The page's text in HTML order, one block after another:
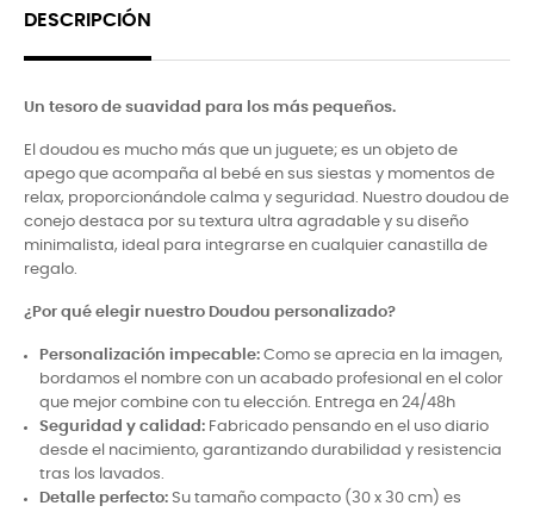
DESCRIPCIÓN
Un tesoro de suavidad para los más pequeños.
El doudou es mucho más que un juguete; es un objeto de
apego que acompaña al bebé en sus siestas y momentos de
relax, proporcionándole calma y seguridad. Nuestro doudou de
conejo destaca por su textura ultra agradable y su diseño
minimalista, ideal para integrarse en cualquier canastilla de
regalo.
¿Por qué elegir nuestro Doudou personalizado?
Personalización impecable: Como se aprecia en la imagen,
bordamos el nombre con un acabado profesional en el color
que mejor combine con tu elección. Entrega en 24/48h
Seguridad y calidad: Fabricado pensando en el uso diario
desde el nacimiento, garantizando durabilidad y resistencia
tras los lavados.
Detalle perfecto: Su tamaño compacto (30 x 30 cm) es